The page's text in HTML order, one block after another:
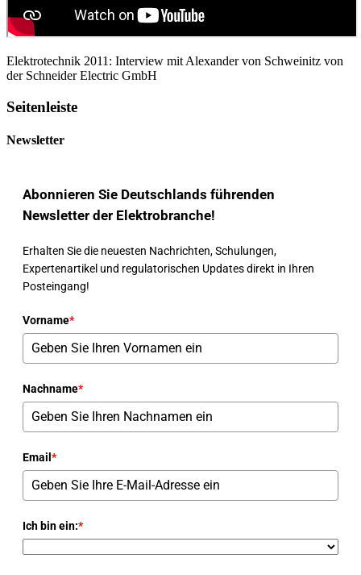
Elektrotechnik 2011: Interview mit Alexander von Schweinitz von
der Schneider Electric GmbH
Seitenleiste
Newsletter
Abonnieren Sie Deutschlands führenden
Newsletter der Elektrobranche!
Erhalten Sie die neuesten Nachrichten, Schulungen,
Expertenartikel und regulatorischen Updates direkt in Ihren
Posteingang!
Vorname*
Nachname*
Email *
Ich bin ein:*